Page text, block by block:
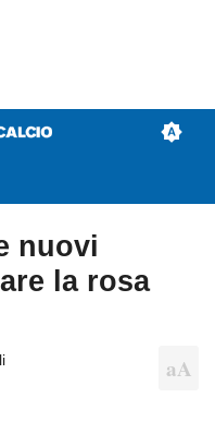
nuovi
la rosa